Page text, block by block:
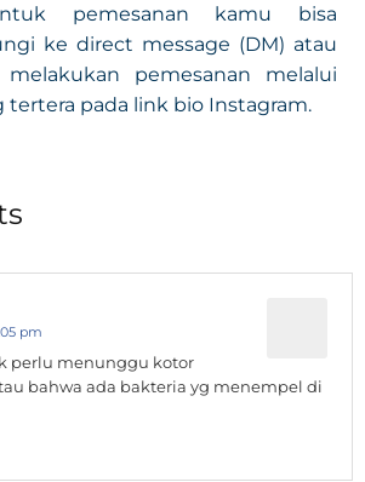
pemesanan kamu bisa
ke direct message (DM) atau
pemesanan melalui
tertera pada link bio Instagram.
pm
perlu menunggu kotor
bahwa ada bakteria yg menempel di